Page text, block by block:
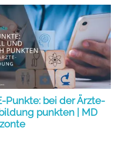
Punkte: bei der Ärzte-
punkten | MD